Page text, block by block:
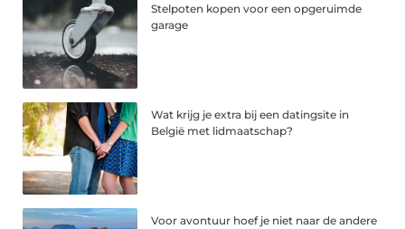
Stelpoten kopen voor een opgeruimde
garage
Wat krijg je extra bij een datingsite in
België met lidmaatschap?
Voor avontuur hoef je niet naar de andere